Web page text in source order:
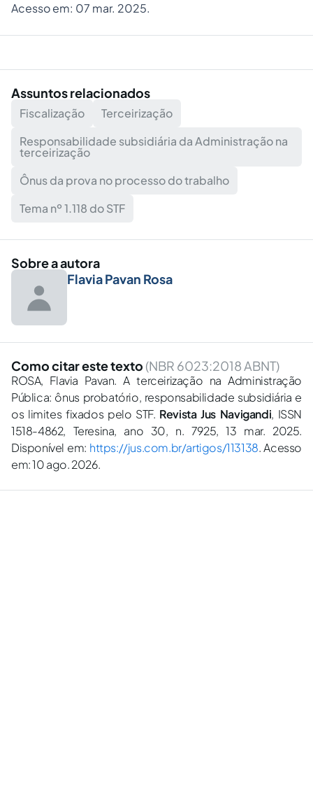
Acesso em: 07 mar. 2025.
Assuntos relacionados
Fiscalização
Terceirização
Responsabilidade subsidiária da Administração na
terceirização
Ônus da prova no processo do trabalho
Tema nº 1.118 do STF
Sobre a autora
Flavia Pavan Rosa
Como citar este texto (NBR 6023:2018 ABNT)
ROSA, Flavia Pavan. A terceirização na Administração
Pública: ônus probatório, responsabilidade subsidiária e
os limites fixados pelo STF. Revista Jus Navigandi, ISSN
1518-4862, Teresina, ano 30, n. 7925, 13 mar. 2025.
Disponível em: https://jus.com.br/artigos/113138. Acesso
em: 10 ago. 2026.